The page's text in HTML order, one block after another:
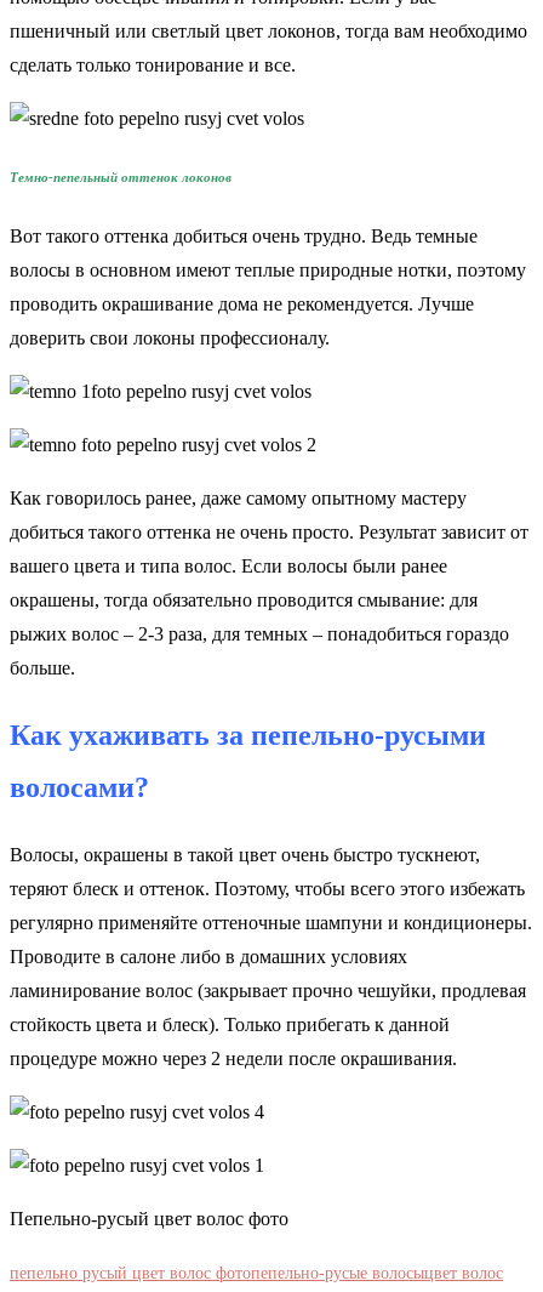
пшеничный или светлый цвет локонов, тогда вам необходимо
сделать только тонирование и все.
Темно-пепельный оттенок локонов
Вот такого оттенка добиться очень трудно. Ведь темные
волосы в основном имеют теплые природные нотки, поэтому
проводить окрашивание дома не рекомендуется. Лучше
доверить свои локоны профессионалу.
Как говорилось ранее, даже самому опытному мастеру
добиться такого оттенка не очень просто. Результат зависит от
вашего цвета и типа волос. Если волосы были ранее
окрашены, тогда обязательно проводится смывание: для
рыжих волос – 2-3 раза, для темных – понадобиться гораздо
больше.
Как ухаживать за пепельно-русыми
волосами?
Волосы, окрашены в такой цвет очень быстро тускнеют,
теряют блеск и оттенок. Поэтому, чтобы всего этого избежать
регулярно применяйте оттеночные шампуни и кондиционеры.
Проводите в салоне либо в домашних условиях
ламинирование волос (закрывает прочно чешуйки, продлевая
стойкость цвета и блеск). Только прибегать к данной
процедуре можно через 2 недели после окрашивания.
Пепельно-русый цвет волос фото
пепельно русый цвет волос фотопепельно-русые волосыцвет волос